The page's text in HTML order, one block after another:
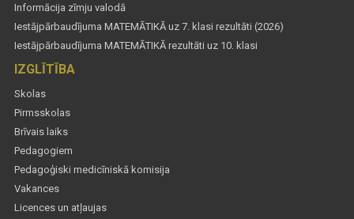
Informācija zīmju valodā
Iestājpārbaudījuma MATEMĀTIKĀ uz 7. klasi rezultāti (2026)
Iestājpārbaudījuma MATEMĀTIKĀ rezultāti uz 10. klasi
IZGLĪTĪBA
Skolas
Pirmsskolas
Brīvais laiks
Pedagogiem
Pedagoģiski medicīniskā komisija
Vakances
Licences un atļaujas